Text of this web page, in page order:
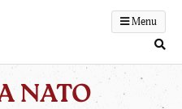
Menu
NATO